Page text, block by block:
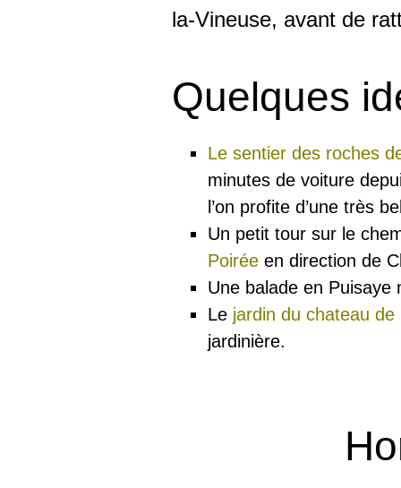
la-Vineuse, avant de
Quelques
Le sentier des roches
minutes de voiture
l’on profite d’une très
Un petit tour sur le
Poirée en direction de
Une balade en
Le jardin du chateau de
jardinière.